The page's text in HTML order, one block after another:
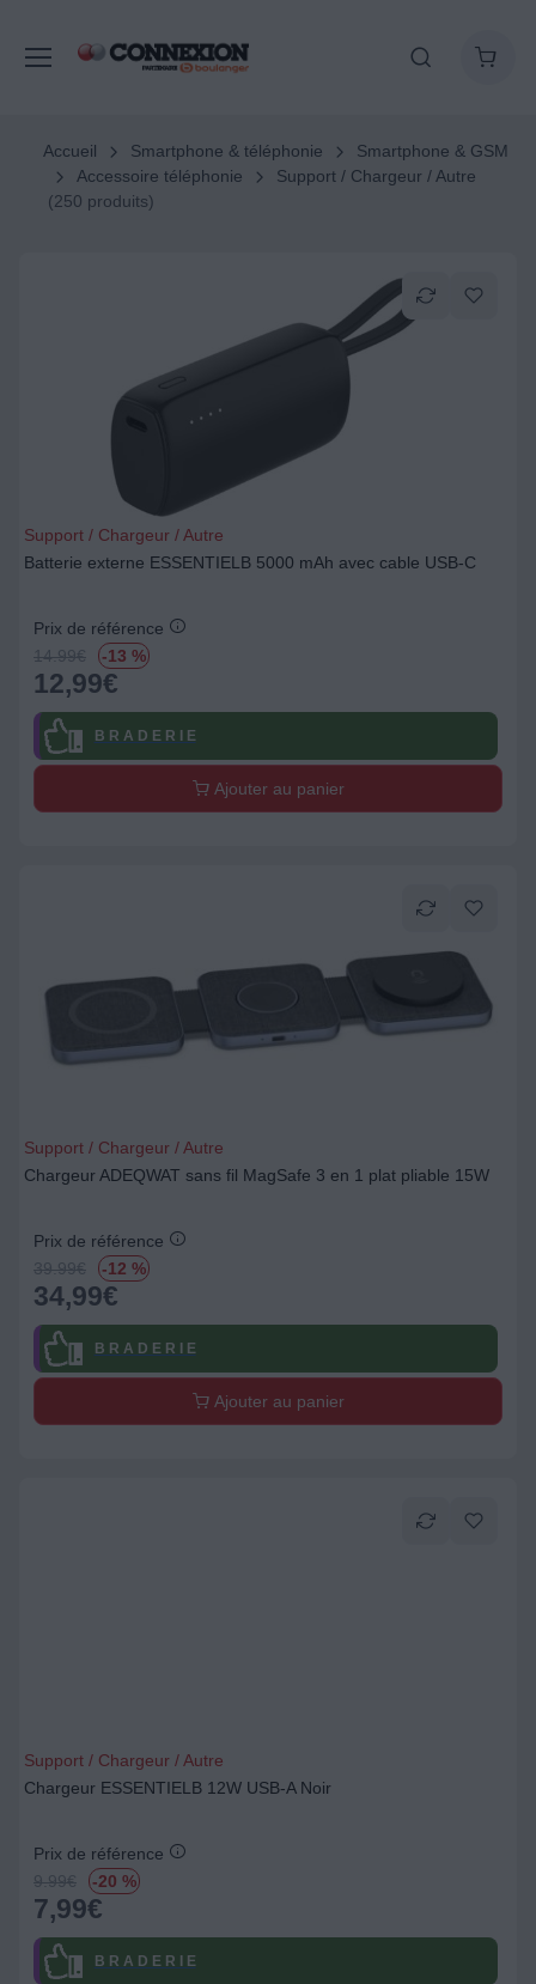
Accueil Smartphone & téléphonie
Smartphone & GSM
Accessoire téléphonie
Support / Chargeur / Autre
(250 produits)
Support / Chargeur / Autre
Batterie externe ESSENTIELB 5000 mAh avec cable USB-C
Prix de référence
14.99€ -13 %
12,99€
B R A D E R I E
Ajouter au panier
Support / Chargeur / Autre
Chargeur ADEQWAT sans fil MagSafe 3 en 1 plat pliable 15W
Prix de référence
39.99€ -12 %
34,99€
B R A D E R I E
Ajouter au panier
Support / Chargeur / Autre
Chargeur ESSENTIELB 12W USB-A Noir
Prix de référence
9.99€ -20 %
7,99€
B R A D E R I E